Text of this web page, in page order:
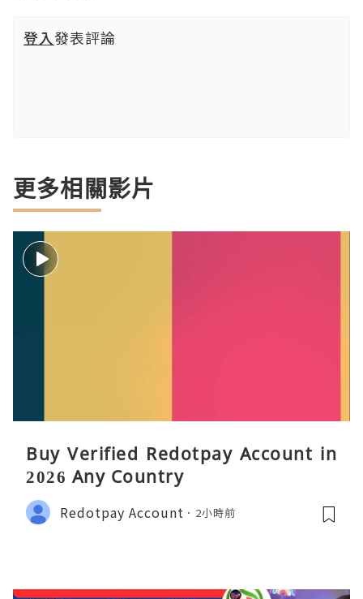
登入發表評論
更多相關影片
Buy Verified Redotpay Account in
2026 Any Country
Redotpay Account 2小時前